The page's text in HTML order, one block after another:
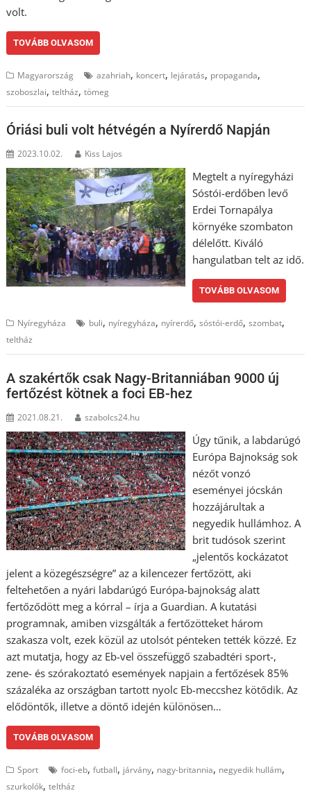
volt.
TOVÁBB OLVASOM
Magyarország azahriah, koncert, lejáratás, propaganda,
szoboszlai,teltház,tömeg
Óriási buli volt hétvégén a Nyírerdő Napján
2023.10.02. Kiss Lajos
Megtelt a nyíregyházi
Sóstói-erdőben levő
Erdei Tornapálya
környéke szombaton
délelőtt. Kiváló
hangulatban telt az idő.
TOVÁBB OLVASOM
Nyíregyháza buli, nyíregyháza, nyírerdő,sóstói-erdő,szombat,
teltház
A szakértők csak Nagy-Britanniában 9000 új
fertőzést kötnek a foci EB-hez
2021.08.21. szabolcs24.hu
Úgy tűnik, a labdarúgó
Európa Bajnokság sok
nézőt vonzó
eseményei jócskán
hozzájárultak a
negyedik hullámhoz. A
brit tudósok szerint
„jelentős kockázatot
jelent a közegészségre” az a kilencezer fertőzött, aki
feltehetően a nyári labdarúgó Európa-bajnokság alatt
fertőződött meg a kórral – írja a Guardian. A kutatási
programnak, amiben vizsgálták a fertőzötteket három
szakasza volt, ezek közül az utolsót pénteken tették közzé. Ez
azt mutatja, hogy az Eb-vel összefüggő szabadtéri sport-,
zene- és szórakoztató események napjain a fertőzések 85%
százaléka az országban tartott nyolc Eb-meccshez kötődik. Az
elődöntők, illetve a döntő idején különösen…
TOVÁBB OLVASOM
Sport foci-eb,futball, járvány, nagy-britannia, negyedik hullám,
szurkolók,teltház